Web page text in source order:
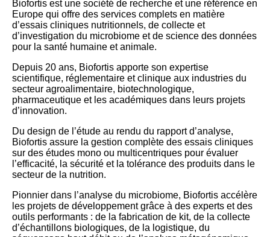
Biofortis est une société de recherche et une référence en
Europe qui offre des services complets en matière
d’essais cliniques nutritionnels, de collecte et
d’investigation du microbiome et de science des données
pour la santé humaine et animale.
Depuis 20 ans, Biofortis apporte son expertise
scientifique, réglementaire et clinique aux industries du
secteur agroalimentaire, biotechnologique,
pharmaceutique et les académiques dans leurs projets
d’innovation.
Du design de l’étude au rendu du rapport d’analyse,
Biofortis assure la gestion complète des essais cliniques
sur des études mono ou multicentriques pour évaluer
l’efficacité, la sécurité et la tolérance des produits dans le
secteur de la nutrition.
Pionnier dans l’analyse du microbiome, Biofortis accélère
les projets de développement grâce à des experts et des
outils performants : de la fabrication de kit, de la collecte
d’échantillons biologiques, de la logistique, du